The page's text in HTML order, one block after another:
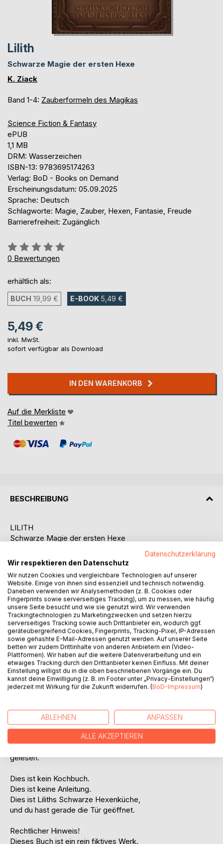
Lilith
Schwarze Magie der ersten Hexe
K. Ziack
Band 1-4: Zauberformeln des Magikas
Science Fiction & Fantasy
ePUB
1,1 MB
DRM: Wasserzeichen
ISBN-13: 9783695174263
Verlag: BoD - Books on Demand
Erscheinungsdatum: 05.09.2025
Sprache: Deutsch
Schlagworte: Magie, Zauber, Hexen, Fantasie, Freude
Barrierefreiheit: Zugänglich
Bewertung::
0%
0 Bewertungen
erhältlich als:
BUCH 19,99 € E-BOOK 5,49 €
5,49 €
inkl. MwSt.
sofort verfügbar als Download
IN DEN WARENKORB
Auf die Merkliste
Titel bewerten
BESCHREIBUNG
LILITH
Schwarze Magie der ersten Hexe
In deinen Händen hältst du ein verbotenes Fragment der
54 Zauberformeln, gesammelt aus dem Schattenblick
jener,
die nicht kniete, nicht schwieg und niemals vergaß.
Lilith, die erste Frau, die erste Hexe, der erste Schatten.
Ihre Worte sind keine Bitten, sondern Befehle.
Ihre Magie flüstert durch jede dieser Seiten,
mal leise wie Sehnsucht, mal laut wie ein Sturm.
Doch sei gewarnt - Nur wer glaubt, wird vielleicht belohnt.
Und sollte unerklärlich Seltsames geschehen,
so übernehmen weder Autorin noch Verlag Verantwortung.
Diese Zauber wirken auf eigene Gefahr.
Und wer am Scheiterhaufen endet, hat wohl zu laut
gelesen.
Dies ist kein Kochbuch.
Dies ist keine Anleitung.
Dies ist Liliths Schwarze Hexenküche,
und du hast gerade die Tür geöffnet.
Rechtlicher Hinweis!
Dieses Buch ist ein rein fiktives Werk.
Datenschutzerklärung
Wir respektieren den Datenschutz
Wir nutzen Cookies und vergleichbare Technologien auf unserer
Website. Einige von ihnen sind essenziell und technisch notwendig.
Daneben verwenden wir Analysemethoden (z. B. Cookies oder
Fingerprints sowie serverseitiges Tracking), um zu messen, wie häufig
unsere Seite besucht und wie sie genutzt wird. Wir verwenden
Trackingtechnologien zu Marketingzwecken und setzen hierzu
serverseitiges Tracking sowie auch Drittanbieter ein, wodurch ggf.
geräteübergreifend Cookies, Fingerprints, Tracking-Pixel, IP-Adressen
sowie gehashte E-Mail-Adressen genutzt werden. Auf unserer Seite
betten wir zudem Drittinhalte von anderen Anbietern ein (Video-
Plattformen). Wir haben auf die weitere Datenverarbeitung und ein
etwaiges Tracking durch den Drittanbieter keinen Einfluss. Mit deiner
Einstellung willigst du in die oben beschriebenen Vorgänge ein. Du
kannst deine Einwilligung (z. B. im Footer unter „Privacy-Einstellungen“)
jederzeit mit Wirkung für die Zukunft widerrufen. (BoD-Impressum)
ABLEHNEN ANPASSEN
ALLE AKZEPTIEREN